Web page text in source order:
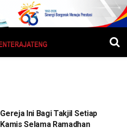
Gereja Ini Bagi Takjil Setiap
Kamis Selama Ramadhan